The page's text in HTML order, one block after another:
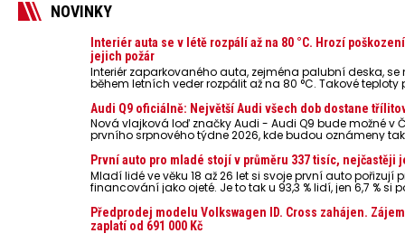
NOVINKY
Interiér auta se v létě rozpálí až na 80 °C. Hrozí
jejich požár
Interiér zaparkovaného auta, zejména palubní deska,
během letních veder rozpálit až na 80 °C. Takové
poškodit elektroniku a ve výjimečných případech i zvýšit
Audi Q9 oficiálně: Největší Audi všech dob dostane
Nová vlajková loď značky Audi - Audi Q9 bude možné v
prvního srpnového týdne 2026, kde budou oznámeny
První auto pro mladé stojí v průměru 337 tisíc, nejčastěji
Mladí lidé ve věku 18 až 26 let si svoje první auto pořizují
financování jako ojeté. Je to tak u 93,3 % lidí, jen 6,7 % si
přesahuje 251 tisíc korun. Vyplývá to z dat Leasingu
let (2016–2026).
Předprodej modelu Volkswagen ID. Cross zahájen.
zaplatí od 691 000 Kč